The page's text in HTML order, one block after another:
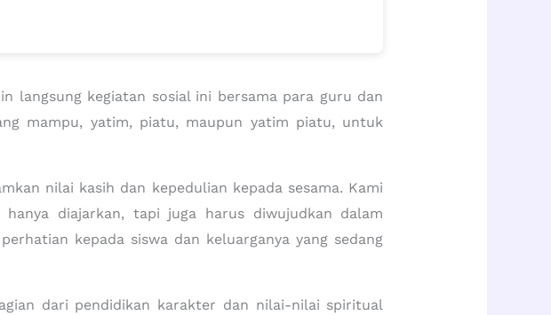
langsung kegiatan sosial ini bersama para guru dan
mampu, yatim, piatu, maupun yatim piatu, untuk
nilai kasih dan kepedulian kepada sesama. Kami
diajarkan, tapi juga harus diwujudkan dalam
kepada siswa dan keluarganya yang sedang
dari pendidikan karakter dan nilai-nilai spiritual